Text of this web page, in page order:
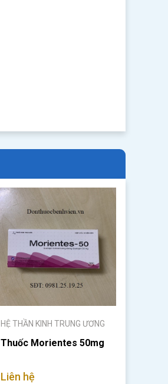
HỆ THẦN KINH TRUNG ƯƠNG
Thuốc Morientes 50mg
Liên hệ